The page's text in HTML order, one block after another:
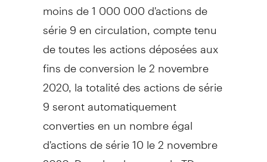
moins de 1 000 000 d'actions de
série 9 en circulation, compte tenu
de toutes les actions déposées aux
fins de conversion le 2 novembre
2020, la totalité des actions de série
9 seront automatiquement
converties en un nombre égal
d'actions de série 10 le 2 novembre